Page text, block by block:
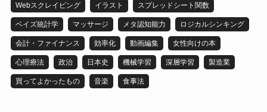
Webスクレイピング イラスト スプレッドシート関数
ベイズ統計学 マッサージ メタ認知能力 ロジカルシンキング
会計・ファイナンス 効率化 動画編集 女性向けの本
心理療法 政治 日本史 機械学習 深層学習 製造業
買ってよかったもの 音楽 食事法